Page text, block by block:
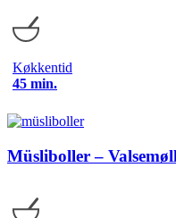
Køkkentid
45 min.
Müsliboller –